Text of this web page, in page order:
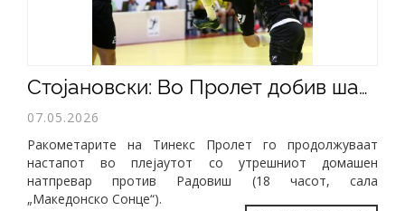
​Стојановски: Во Пролет добив шанса да се развивам, сакам нова победа
07.05.2026
Ракометарите на Тинекс Пролет го продолжуваат
настапот во плејаутот со утрешниот домашен
натпревар против Радовиш (18 часот, сала
„Македонско Сонце“).